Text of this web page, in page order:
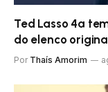
Ted Lasso 4ª
do elenco original
Por Thaís Amorim